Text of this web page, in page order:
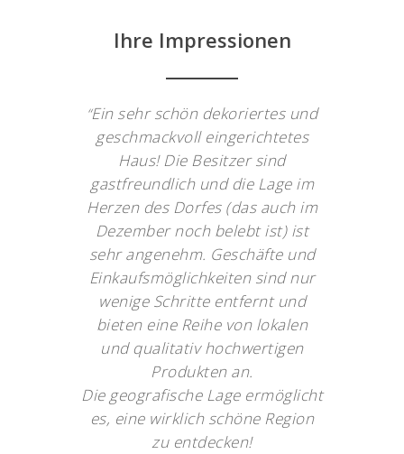
Ihre Impressionen
“Ein sehr schön dekoriertes und
geschmackvoll eingerichtetes
Haus! Die Besitzer sind
gastfreundlich und die Lage im
Herzen des Dorfes (das auch im
Dezember noch belebt ist) ist
sehr angenehm. Geschäfte und
Einkaufsmöglichkeiten sind nur
wenige Schritte entfernt und
bieten eine Reihe von lokalen
und qualitativ hochwertigen
Produkten an.
Die geografische Lage ermöglicht
es, eine wirklich schöne Region
zu entdecken!